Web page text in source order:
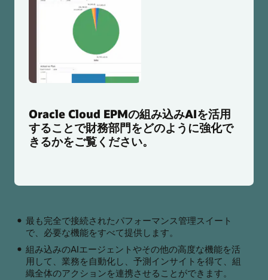
Oracle Cloud EPMの組み込みAIを活用
することで財務部門をどのように強化で
きるかをご覧ください。
最も完全で接続されたパフォーマンス管理スイート
で、必要な機能をすべて提供します。
組み込みのAIエージェントやその他の高度な機能を活
用して、業務を自動化し、予測インサイトを得て、組
織全体のアクションを連携させることができます。